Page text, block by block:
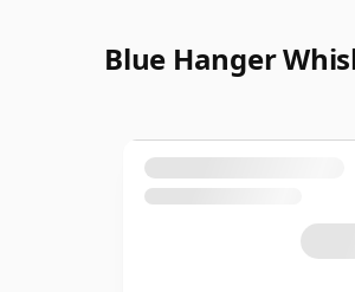
Blue Hanger